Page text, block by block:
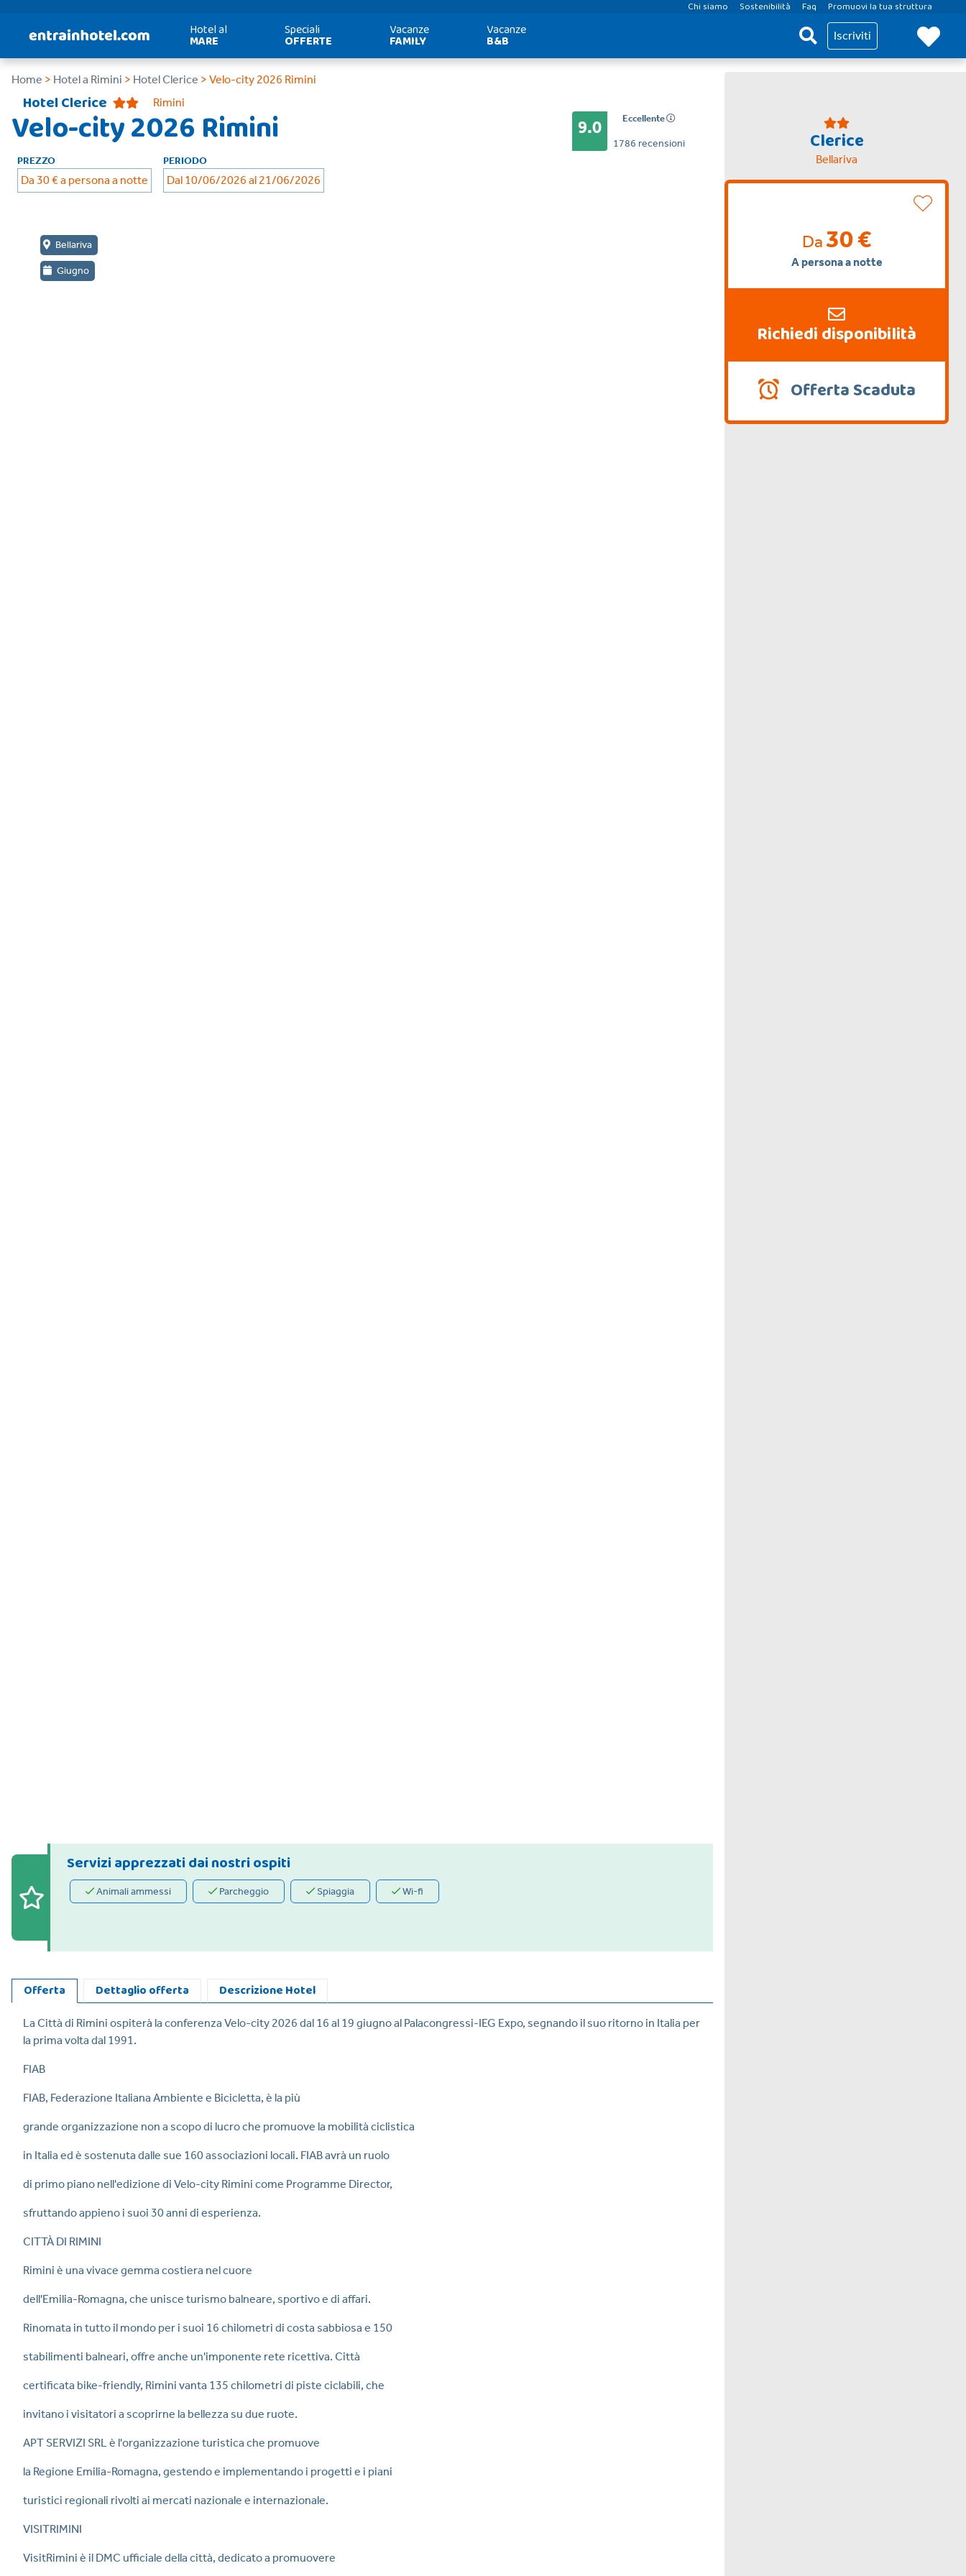
Chi siamo Sostenibilità Faq Promuovi la tua struttura
Hotel al
MARE
Speciali
OFFERTE
Vacanze
FAMILY
Vacanze
B&B Iscriviti
Home > Hotel a Rimini > Hotel Clerice > Velo-city 2026 Rimini
Hotel Clerice Rimini
Velo-city 2026 Rimini 9.0 Eccellente
1786 recensioni
PREZZO
Da 30 € a persona a notte
PERIODO
Dal 10/06/2026 al 21/06/2026
Bellariva
Giugno
Servizi apprezzati dai nostri ospiti
Animali ammessi Parcheggio Spiaggia Wi-fi
Offerta Dettaglio offerta Descrizione Hotel
La Città di Rimini ospiterà la conferenza Velo-city 2026 dal 16 al 19 giugno al Palacongressi-IEG Expo, segnando il suo ritorno in Italia per
la prima volta dal 1991.
FIAB
FIAB, Federazione Italiana Ambiente e Bicicletta, è la più
grande organizzazione non a scopo di lucro che promuove la mobilità ciclistica
in Italia ed è sostenuta dalle sue 160 associazioni locali. FIAB avrà un ruolo
di primo piano nell'edizione di Velo-city Rimini come Programme Director,
sfruttando appieno i suoi 30 anni di esperienza.
CITTÀ DI RIMINI
Rimini è una vivace gemma costiera nel cuore
dell'Emilia-Romagna, che unisce turismo balneare, sportivo e di affari.
Rinomata in tutto il mondo per i suoi 16 chilometri di costa sabbiosa e 150
stabilimenti balneari, offre anche un'imponente rete ricettiva. Città
certificata bike-friendly, Rimini vanta 135 chilometri di piste ciclabili, che
invitano i visitatori a scoprirne la bellezza su due ruote.
APT SERVIZI SRL è l'organizzazione turistica che promuove
la Regione Emilia-Romagna, gestendo e implementando i progetti e i piani
turistici regionali rivolti ai mercati nazionale e internazionale.
VISITRIMINI
VisitRimini è il DMC ufficiale della città, dedicato a promuovere
Clerice
Bellariva
Da30 €
A persona a notte
Richiedi disponibilità
Offerta Scaduta